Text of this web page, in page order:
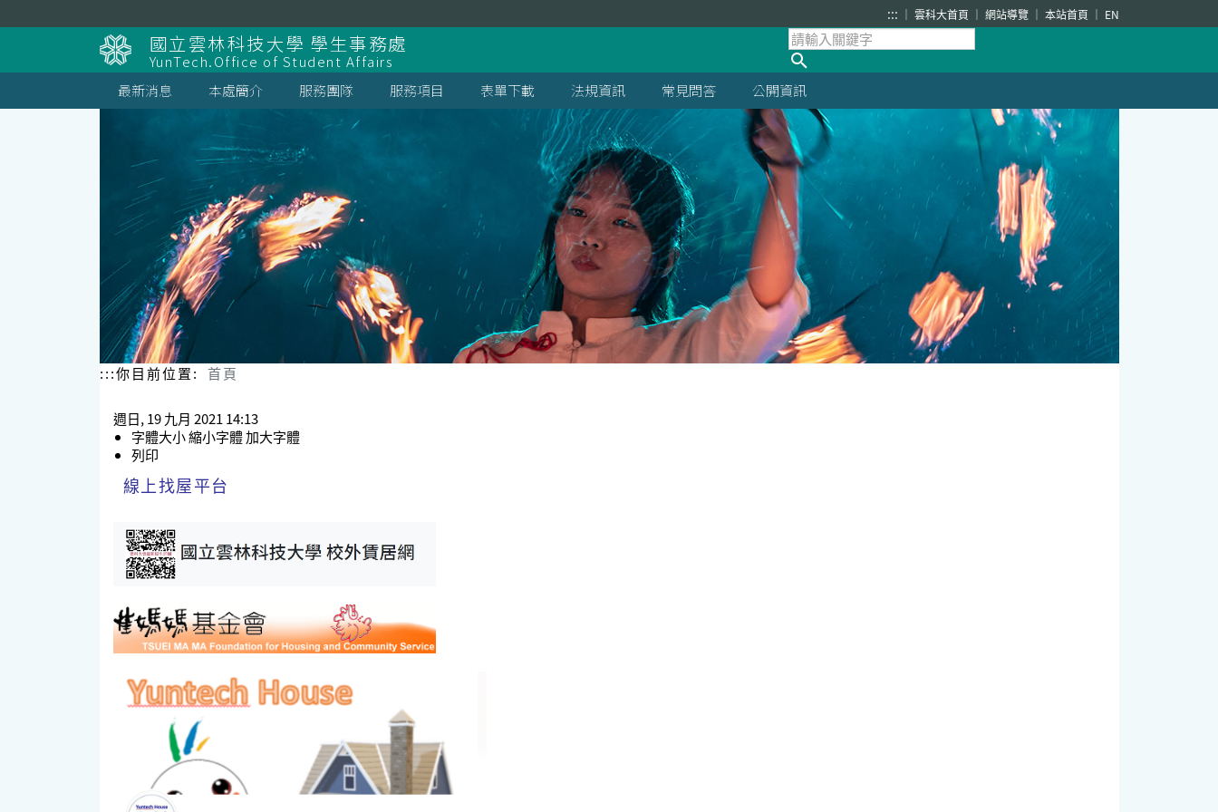
到
主
要
內
容
::: 雲科大首頁 網站導覽 本站首頁 EN
國立雲林科技大學 學生事務處
YunTech.Office of Student Affairs
最新消息
本處簡介 服務團隊 服務項目 表單下載 法規資訊 常見問答 公開資訊
:::你目前位置: 首頁
週日, 19 九月 2021 14:13
字體大小縮小字體加大字體
列印
線上找屋平台